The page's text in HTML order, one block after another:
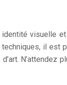
visuelle et
il est
N’attendez